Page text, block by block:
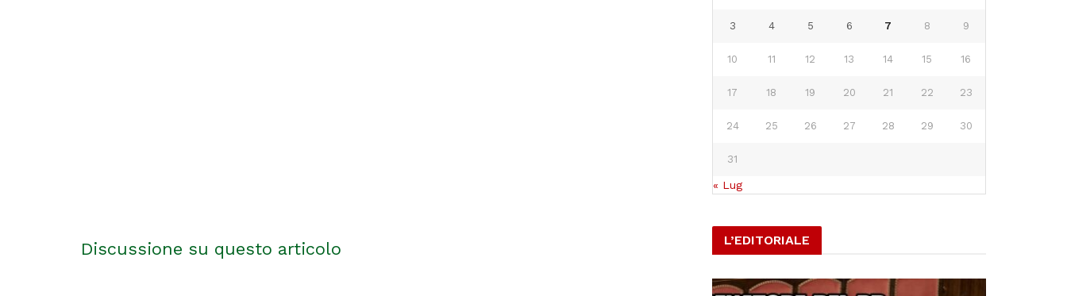
Discussione su questo articolo
3 4 5 6 7 8 9
10 11 12 13 14 15 16
17 18 19 20 21 22 23
24 25 26 27 28 29 30
31
« Lug
L’EDITORIALE